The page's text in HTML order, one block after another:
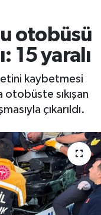
otobüsü
15 yaralı
kaybetmesi
sıkışan
çıkarıldı.